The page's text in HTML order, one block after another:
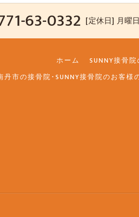
63-0332 [定休日] 月曜
ホーム SUNNY接骨
丹市の接骨院･SUNNY接骨院のお客様